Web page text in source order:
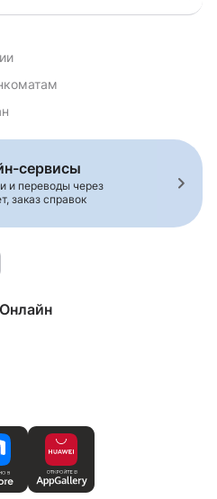
сервисы
и переводы через
заказ справок